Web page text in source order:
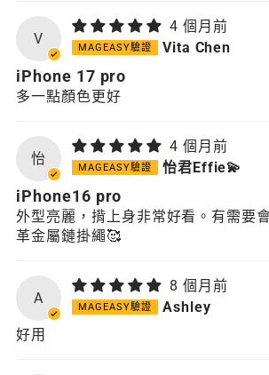
V
4 個月前
Vita Chen
iPhone 17 pro
多一點顏色更好
怡
4 個月前
怡君Effie💫
iPhone16 pro
外型亮麗，揹上身非常好看。有需要
革金屬鏈掛繩🥰
A
8 個月前
Ashley
好用